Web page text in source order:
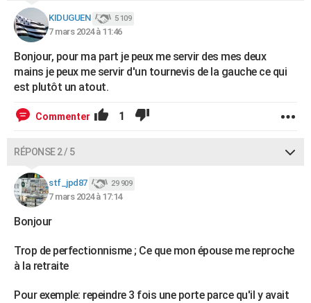
FORUM
Bricolage
Lifestyle
Culture
Sport
Auto
Television
Voyage
Cinema
KIDUGUEN 5 109
7 mars 2024 à 11:46
Bonjour, pour ma part je peux me servir des mes deux
mains je peux me servir d'un tournevis de la gauche ce qui
est plutôt un atout.
Commenter 1
RÉPONSE 2 / 5
stf_jpd87 29 909
7 mars 2024 à 17:14
Bonjour
Trop de perfectionnisme ; Ce que mon épouse me reproche
à la retraite
Pour exemple: repeindre 3 fois une porte parce qu'il y avait